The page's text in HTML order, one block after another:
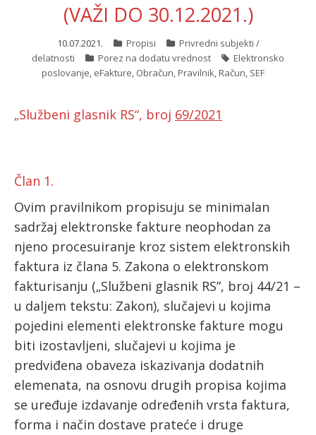
(VAŽI DO 30.12.2021.)
10.07.2021. Propisi
Privredni subjekti /
delatnosti
Porez na dodatu vrednost
Elektronsko
poslovanje, eFakture, Obračun, Pravilnik, Račun, SEF
„Službeni glasnik RS“, broj 69/2021
Član 1.
Ovim pravilnikom propisuju se minimalan
sadržaj elektronske fakture neophodan za
njeno procesuiranje kroz sistem elektronskih
faktura iz člana 5. Zakona o elektronskom
fakturisanju („Službeni glasnik RS”, broj 44/21 –
u daljem tekstu: Zakon), slučajevi u kojima
pojedini elementi elektronske fakture mogu
biti izostavljeni, slučajevi u kojima je
predviđena obaveza iskazivanja dodatnih
elemenata, na osnovu drugih propisa kojima
se uređuje izdavanje određenih vrsta faktura,
forma i način dostave prateće i druge